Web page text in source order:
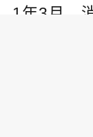
1年3月，